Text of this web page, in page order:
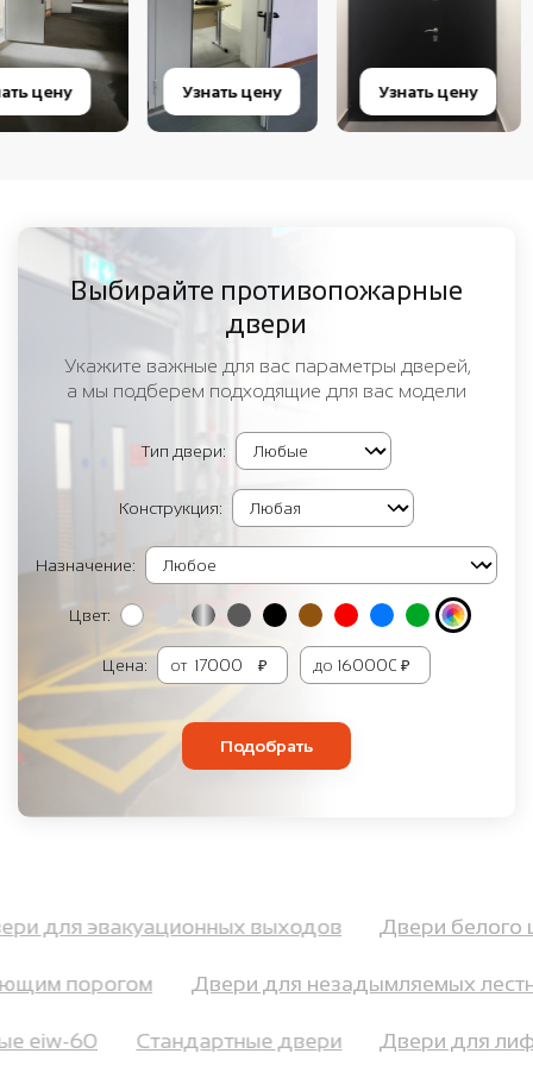
Узнать цену Узнать цену Узнать
Выбирайте противопожарные
двери
Укажите важные для вас параметры дверей,
а мы подберем подходящие для вас модели
Тип двери:
Конструкция:
Назначение:
Цвет:
Цена: от ₽ до ₽
Подобрать
для эвакуационных выходов Двери
порогом Двери для незадымляемых
eiw-60 Стандартные двери Двери для